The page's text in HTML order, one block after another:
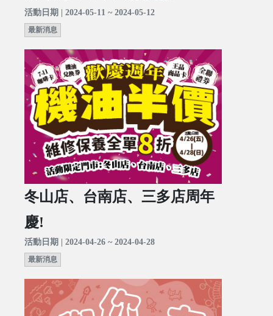
活動日期 | 2024-05-11 ~ 2024-05-12
最新消息
冬山店、台南店、三多店周年
慶!
活動日期 | 2024-04-26 ~ 2024-04-28
最新消息